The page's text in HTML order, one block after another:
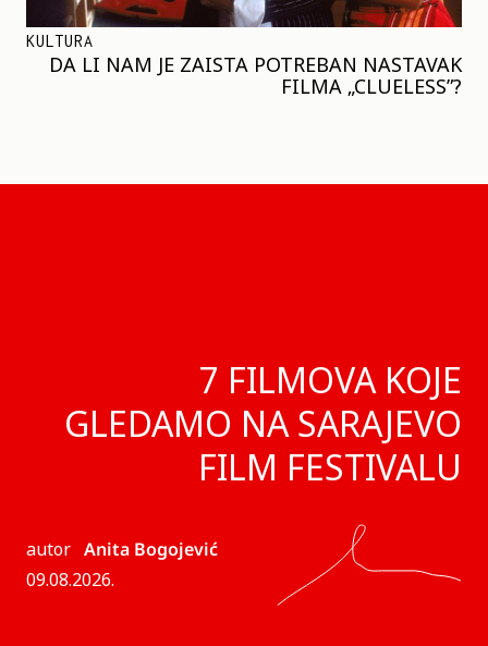
KULTURA
DA LI NAM JE ZAISTA POTREBAN NASTAVAK
FILMA „CLUELESS”?
7 FILMOVA KOJE
GLEDAMO NA SARAJEVO
FILM FESTIVALU
autor Anita Bogojević
09.08.2026.